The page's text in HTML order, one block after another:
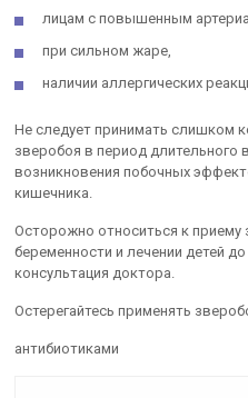
лицам с повышенным
при сильном жаре,
наличии аллергических
Не следует принимать слишком
зверобоя в период длительного
возникновения побочных
кишечника.
Осторожно относиться к приему
беременности и лечении детей
консультация доктора.
Остерегайтесь применять
антибиотиками